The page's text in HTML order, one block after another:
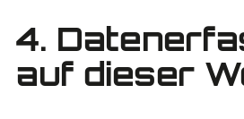
4.
auf dieser